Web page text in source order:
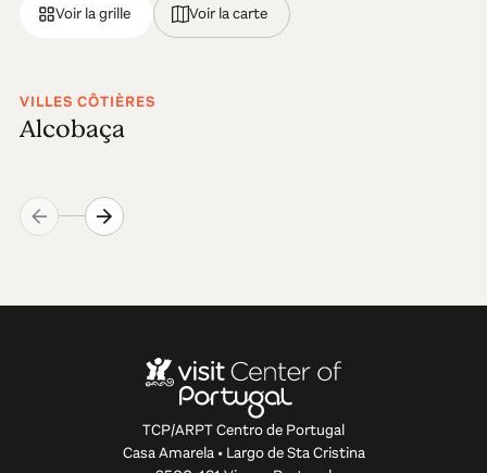
Voir la grille Voir la carte
VILLES CÔTIÈRES
Alcobaça
TCP/ARPT Centro de Portugal
Casa Amarela • Largo de Sta Cristina